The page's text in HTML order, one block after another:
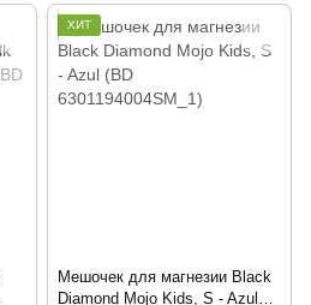
ХИТ
Мешочек для магнезии Black
Diamond Mojo Kids, S - Azul